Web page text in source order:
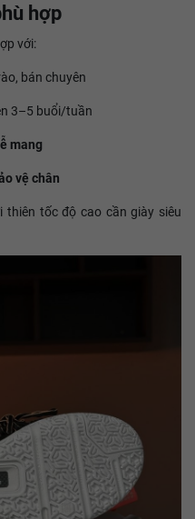
hợp
với:
bán chuyên
3–5 buổi/tuần
mang
vệ chân
thiên tốc độ cao cần giày siêu